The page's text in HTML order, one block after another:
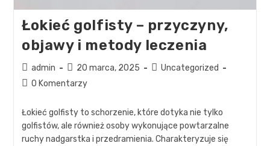
Łokieć golfisty – przyczyny,
objawy i metody leczenia
admin 20 marca, 2025
Uncategorized
0 Komentarzy
Łokieć golfisty to schorzenie, które dotyka nie tylko
golfistów, ale również osoby wykonujące powtarzalne
ruchy nadgarstka i przedramienia. Charakteryzuje się